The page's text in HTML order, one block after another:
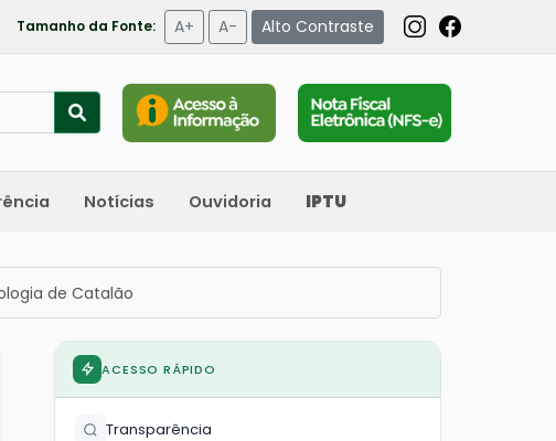
Tamanho da Fonte: A+ A- Alto Contraste
Notícias Ouvidoria IPTU
de Catalão
ACESSO RÁPIDO
Transparência